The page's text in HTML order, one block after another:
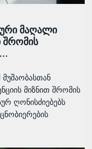
მაღალი
შრომის
მიზნით შრომის
ღონისძიებებს